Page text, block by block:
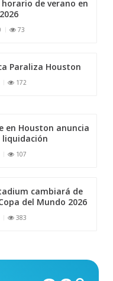
horario de verano en
2026
73
Paraliza Houston
172
en Houston anuncia
liquidación
107
cambiará de
del Mundo 2026
383